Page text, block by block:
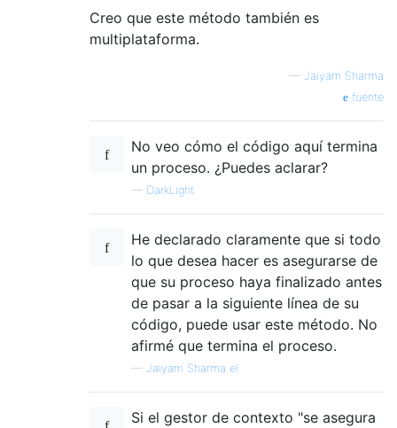
Creo que este método también es
multiplataforma.
— Jaiyam Sharma
fuente
No veo cómo el código aquí termina
un proceso. ¿Puedes aclarar?
— DarkLight
He declarado claramente que si todo
lo que desea hacer es asegurarse de
que su proceso haya finalizado antes
de pasar a la siguiente línea de su
código, puede usar este método. No
afirmé que termina el proceso.
— Jaiyam Sharma el
Si el gestor de contexto "se asegura